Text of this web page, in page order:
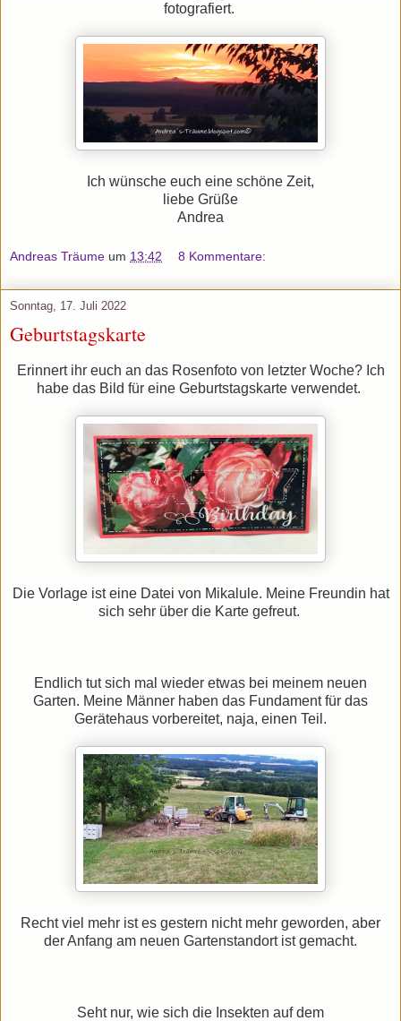
fotografiert.
Ich wünsche euch eine schöne Zeit,
liebe Grüße
Andrea
Andreas Träume um 13:42 8 Kommentare:
Sonntag, 17. Juli 2022
Geburtstagskarte
Erinnert ihr euch an das Rosenfoto von letzter Woche? Ich
habe das Bild für eine Geburtstagskarte verwendet.
Die Vorlage ist eine Datei von Mikalule. Meine Freundin hat
sich sehr über die Karte gefreut.
Endlich tut sich mal wieder etwas bei meinem neuen
Garten. Meine Männer haben das Fundament für das
Gerätehaus vorbereitet, naja, einen Teil.
Recht viel mehr ist es gestern nicht mehr geworden, aber
der Anfang am neuen Gartenstandort ist gemacht.
Seht nur, wie sich die Insekten auf dem